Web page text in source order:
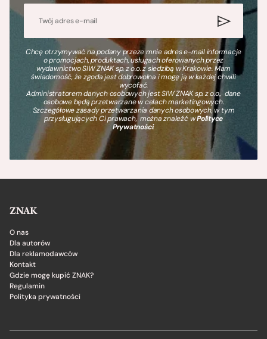
Chcę otrzymywać na podany przeze mnie adres e-mail informacje
o promocjach, produktach, usługach oferowanych przez
wydawnictwo SIW ZNAK sp. z o.o. z siedzibą w Krakowie. Mam
świadomość, że zgoda jest dobrowolna i mogę ją w każdej chwili
wycofać.
Administratorem danych osobowych jest SIW ZNAK sp. z o.o., dane
osobowe będą przetwarzane w celach marketingowych.
Szczegółowe zasady przetwarzania danych osobowych, w tym
przysługujących Ci prawach, można znaleźć wPolityce
Prywatności.
ZNAK
O nas
Dla autorów
Dla reklamodawców
Kontakt
Gdzie mogę kupić ZNAK?
Regulamin
Polityka prywatności